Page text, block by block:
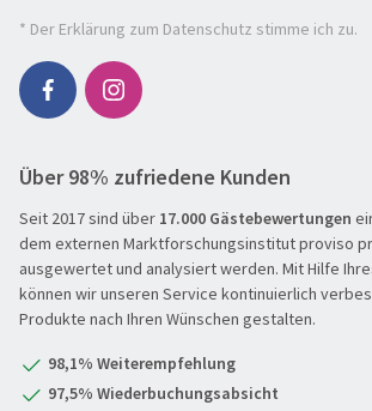
SUCHEN & BUCHEN
REISEKATEGORIE
Reisekategorie
Flugreisen
Flusskreuzfahrt
Genussreise
Hochseekreuzfahrt
Leserreisen
Osterreisen
PREMIUM-Bus
Schiffsreisen
REISEZIEL
Deutschland
* Der Erklärung zum Datenschutz stimme ich zu.
Über 98% zufriedene Kunden
Seit 2017 sind über 17.000 Gästebewertungen
dem externen Marktforschungsinstitut proviso
ausgewertet und analysiert werden. Mit Hilfe
können wir unseren Service kontinuierlich
Produkte nach Ihren Wünschen gestalten.
98,1% Weiterempfehlung
97,5% Wiederbuchungsabsicht